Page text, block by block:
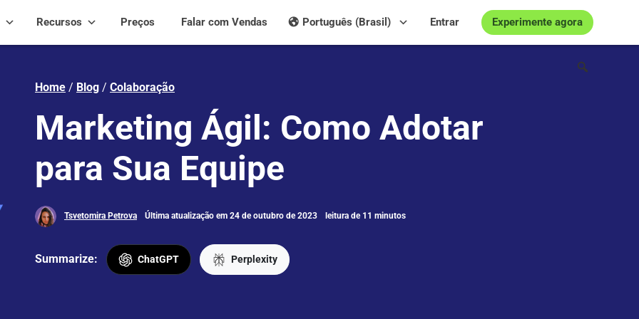
Recursos Preços Experimente agora
Entrar
Português (Brasil)
Falar com Vendas
Home / Blog / Colaboração
Marketing Ágil: Como Adotar
para Sua Equipe
Tsvetomira Petrova Última atualização em 24 de outubro de 2023 leitura de 11 minutos
Summarize: ChatGPT Perplexity